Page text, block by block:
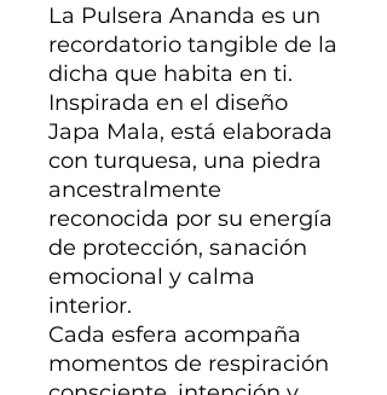
La Pulsera Ananda es un
recordatorio tangible de la
dicha que habita en ti.
Inspirada en el diseño
Japa Mala, está elaborada
con turquesa, una piedra
ancestralmente
reconocida por su energía
de protección, sanación
emocional y calma
interior.
Cada esfera acompaña
momentos de respiración